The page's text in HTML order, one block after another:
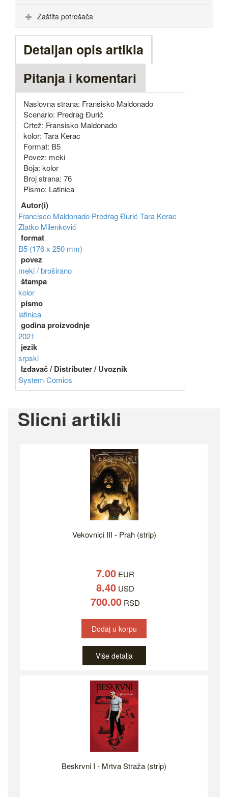
Zaštita potrošača
Detaljan opis artikla
Pitanja i komentari
Naslovna strana: Fransisko Maldonado
Scenario: Predrag Đurić
Crtež: Fransisko Maldonado
kolor: Tara Kerac
Format: B5
Povez: meki
Boja: kolor
Broj strana: 76
Pismo: Latinica
Autor(i)
Francisco Maldonado Predrag Đurić Tara Kerac
Zlatko Milenković
format
B5 (176 x 250 mm)
povez
meki / broširano
štampa
kolor
pismo
latinica
godina proizvodnje
2021
jezik
srpski
Izdavač / Distributer / Uvoznik
System Comics
Slicni artikli
Vekovnici III - Prah (strip)
7.00 EUR
8.40 USD
700.00 RSD
Dodaj u korpu
Više detalja
Beskrvni I - Mrtva Straža (strip)